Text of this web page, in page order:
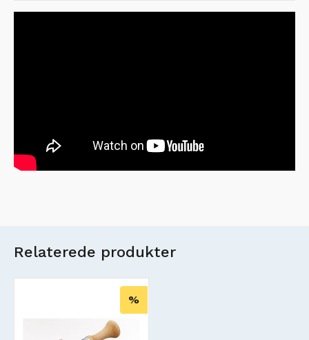
Relaterede produkter
%